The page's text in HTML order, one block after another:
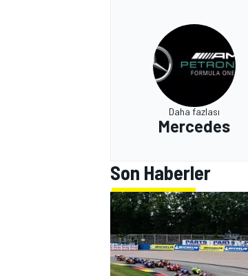
Daha fazlası
Mercedes
Son Haberler